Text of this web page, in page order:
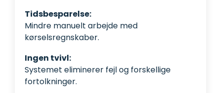
Tidsbesparelse:
Mindre manuelt arbejde med
kørselsregnskaber.
Ingen tvivl:
Systemet eliminerer fejl og forskellige
fortolkninger.